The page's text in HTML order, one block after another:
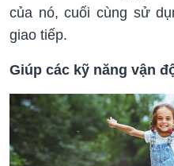
của nó, cuối cùng sử
giao tiếp.
Giúp các kỹ năng vận